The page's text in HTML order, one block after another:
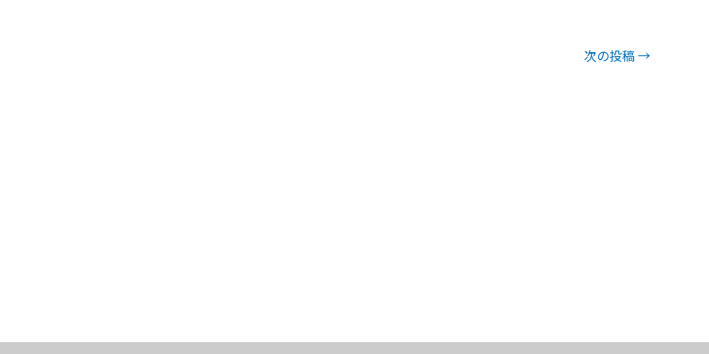
次の投稿→